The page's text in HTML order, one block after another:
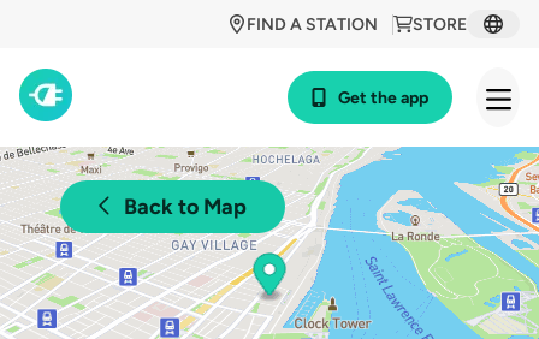
STORE
FIND A STATION
Get the app
Back to Map